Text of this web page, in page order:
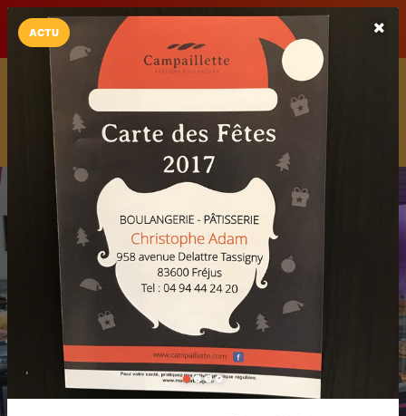
LaCarte LaCarte sur
Play Store
Installez l'App LaCarte
Téléchargez gratuitement l'app LaCarte pour suivre vos
commerces favoris et ne rien rater !
Télécharger Plus tard
ACTU